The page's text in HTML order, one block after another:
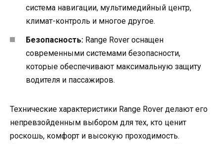
система навигации, мультимедийный центр,
климат-контроль и многое другое.
Безопасность: Range Rover оснащен
современными системами безопасности,
которые обеспечивают максимальную защиту
водителя и пассажиров.
Технические характеристики Range Rover делают его
непревзойденным выбором для тех, кто ценит
роскошь, комфорт и высокую проходимость.